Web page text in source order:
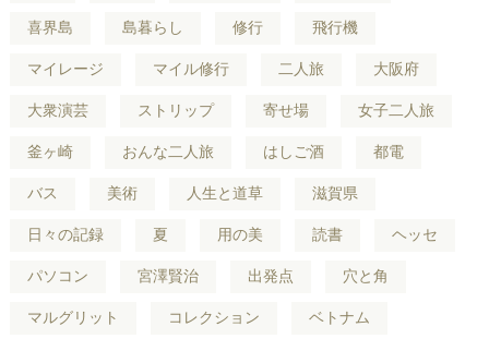
喜界島 島暮らし 修行 飛行機
マイレージ マイル修行 二人旅 大阪府
大衆演芸 ストリップ 寄せ場 女子二人旅
釜ヶ崎 おんな二人旅 はしご酒 都電
バス 美術 人生と道草 滋賀県
日々の記録 夏 用の美 読書 ヘッセ
パソコン 宮澤賢治 出発点 穴と角
マルグリット コレクション ベトナム